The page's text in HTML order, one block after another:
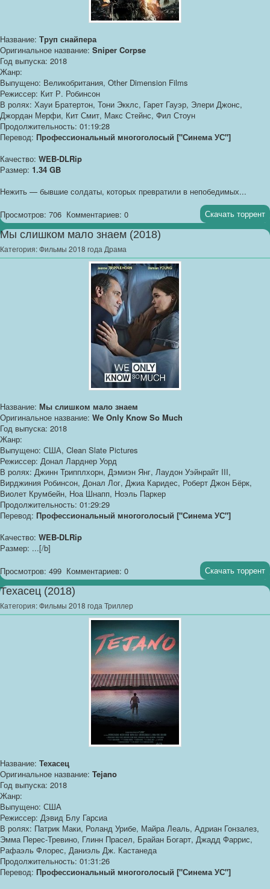
Название: Труп снайпера
Оригинальное название: Sniper Corpse
Год выпуска: 2018
Жанр:
Выпущено: Великобритания, Other Dimension Films
Режиссер: Кит Р. Робинсон
В ролях: Хауи Братертон, Тони Экклс, Гарет Гауэр, Элери Джонс,
Джордан Мерфи, Кит Смит, Макс Стейнс, Фил Стоун
Продолжительность: 01:19:28
Перевод: Профессиональный многоголосый ["Синема УС"]
Качество: WEB-DLRip
Размер: 1.34 GB
Нежить — бывшие солдаты, которых превратили в непобедимых...
Просмотров: 706 Комментариев: 0 Скачать торрент
Мы слишком мало знаем (2018)
Категория:Фильмы 2018 года Драма
Название: Мы слишком мало знаем
Оригинальное название: We Only Know So Much
Год выпуска: 2018
Жанр:
Выпущено: США, Clean Slate Pictures
Режиссер: Донал Ларднер Уорд
В ролях: Джинн Трипплхорн, Дэмиэн Янг, Лаудон Уэйнрайт III,
Вирджиния Робинсон, Донал Лог, Джиа Каридес, Роберт Джон Бёрк,
Виолет Крумбейн, Ноа Шнапп, Ноэль Паркер
Продолжительность: 01:29:29
Перевод: Профессиональный многоголосый ["Синема УС"]
Качество: WEB-DLRip
Размер: ...[/b]
Просмотров: 499 Комментариев: 0 Скачать торрент
Техасец (2018)
Категория:Фильмы 2018 года Триллер
Название: Техасец
Оригинальное название: Tejano
Год выпуска: 2018
Жанр:
Выпущено: США
Режиссер: Дэвид Блу Гарсиа
В ролях: Патрик Маки, Роланд Урибе, Майра Леаль, Адриан Гонзалез,
Эмма Перес-Тревино, Глинн Прасел, Брайан Богарт, Джадд Фаррис,
Рафаэль Флорес, Даниэль Дж. Кастанеда
Продолжительность: 01:31:26
Перевод: Профессиональный многоголосый ["Синема УС"]